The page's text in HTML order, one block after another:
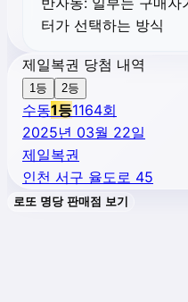
터가 선택하는 방식
제일복권 당첨 내역
1등 2등
수동1등1164회
2025년 03월 22일
제일복권
인천 서구 율도로 45
로또 명당 판매점 보기